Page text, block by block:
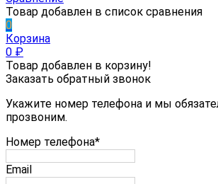
Товар добавлен в список сравнения
0
Корзина
0 ₽
Товар добавлен в корзину!
Заказать обратный звонок
Укажите номер телефона и мы
прозвоним.
Номер телефона*
Email